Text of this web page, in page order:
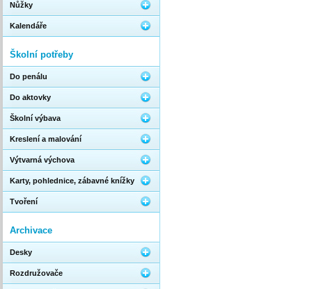
Nůžky
Kalendáře
Školní potřeby
Do penálu
Do aktovky
Školní výbava
Kreslení a malování
Výtvarná výchova
Karty, pohlednice, zábavné knížky
Tvoření
Archivace
Desky
Rozdružovače